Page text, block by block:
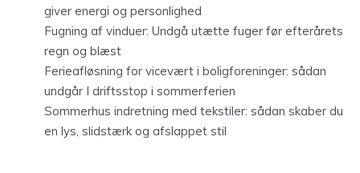
giver energi og personlighed
Fugning af vinduer: Undgå utætte fuger før efterårets
regn og blæst
Ferieafløsning for vicevært i boligforeninger: sådan
undgår I driftsstop i sommerferien
Sommerhus indretning med tekstiler: sådan skaber du
en lys, slidstærk og afslappet stil